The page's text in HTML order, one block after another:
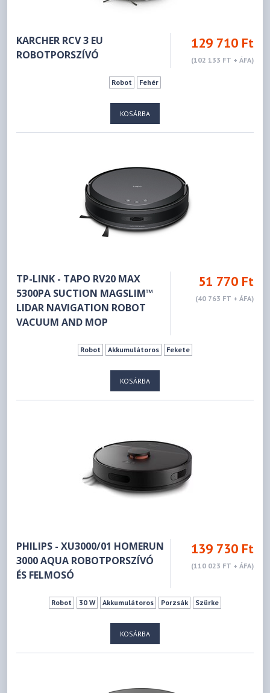
KARCHER RCV 3 EU
ROBOTPORSZÍVÓ
129 710 Ft
(102 133 FT + ÁFA)
Robot Fehér
KOSÁRBA
TP-LINK - TAPO RV20 MAX
5300PA SUCTION MAGSLIM™
LIDAR NAVIGATION ROBOT
VACUUM AND MOP
51 770 Ft
(40 763 FT + ÁFA)
Robot Akkumulátoros Fekete
KOSÁRBA
PHILIPS - XU3000/01 HOMERUN
3000 AQUA ROBOTPORSZÍVÓ
ÉS FELMOSÓ
139 730 Ft
(110 023 FT + ÁFA)
Robot 30 W Akkumulátoros Porzsák Szürke
KOSÁRBA